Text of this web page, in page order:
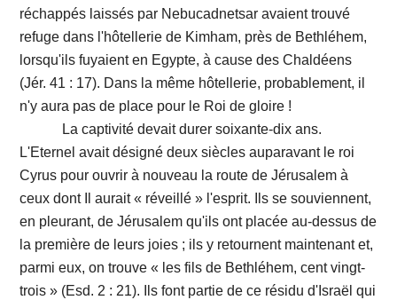
réchappés laissés par Nebucadnetsar avaient trouvé
refuge dans l'hôtellerie de Kimham, près de Bethléhem,
lorsqu'ils fuyaient en Egypte, à cause des Chaldéens
(Jér. 41 : 17). Dans la même hôtellerie, probablement, il
n'y aura pas de place pour le Roi de gloire !
La captivité devait durer soixante-dix ans.
L'Eternel avait désigné deux siècles auparavant le roi
Cyrus pour ouvrir à nouveau la route de Jérusalem à
ceux dont Il aurait « réveillé » l'esprit. Ils se souviennent,
en pleurant, de Jérusalem qu'ils ont placée au-dessus de
la première de leurs joies ; ils y retournent maintenant et,
parmi eux, on trouve « les fils de Bethléhem, cent vingt-
trois » (Esd. 2 : 21). Ils font partie de ce résidu d'Israël qui